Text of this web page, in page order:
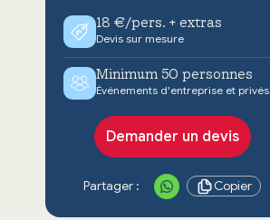
18 €/pers. + extras
Devis sur mesure
Minimum 50 personnes
Événements d'entreprise et privés
Demander un devis
Partager : Copier